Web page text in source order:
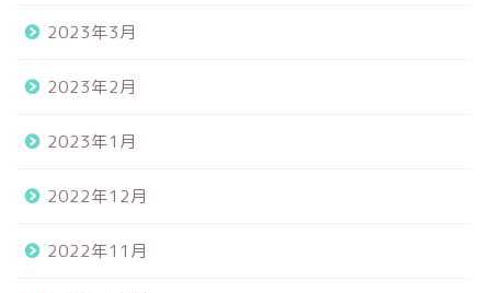
2023年3月
2023年2月
2023年1月
2022年12月
2022年11月